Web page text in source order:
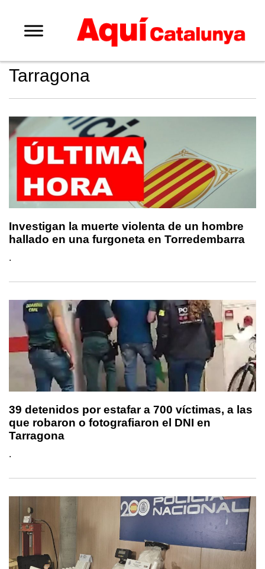
Tarragona
Investigan la muerte violenta de un hombre
hallado en una furgoneta en Torredembarra
.
39 detenidos por estafar a 700 víctimas, a las
que robaron o fotografiaron el DNI en
Tarragona
.